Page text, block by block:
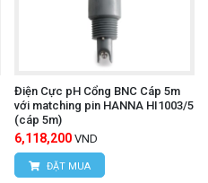
Điện Cực pH Cổng BNC Cáp 5m
với matching pin HANNA HI1003/5
(cáp 5m)
6,118,200 VND
ĐẶT MUA